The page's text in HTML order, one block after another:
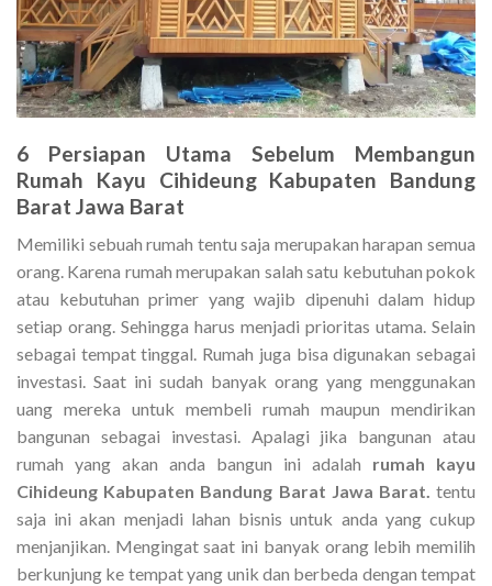
6 Persiapan Utama Sebelum Membangun
Rumah Kayu Cihideung Kabupaten Bandung
Barat Jawa Barat
Memiliki sebuah rumah tentu saja merupakan harapan semua
orang. Karena rumah merupakan salah satu kebutuhan pokok
atau kebutuhan primer yang wajib dipenuhi dalam hidup
setiap orang. Sehingga harus menjadi prioritas utama. Selain
sebagai tempat tinggal. Rumah juga bisa digunakan sebagai
investasi. Saat ini sudah banyak orang yang menggunakan
uang mereka untuk membeli rumah maupun mendirikan
bangunan sebagai investasi. Apalagi jika bangunan atau
rumah yang akan anda bangun ini adalah rumah kayu
Cihideung Kabupaten Bandung Barat Jawa Barat. tentu
saja ini akan menjadi lahan bisnis untuk anda yang cukup
menjanjikan. Mengingat saat ini banyak orang lebih memilih
berkunjung ke tempat yang unik dan berbeda dengan tempat